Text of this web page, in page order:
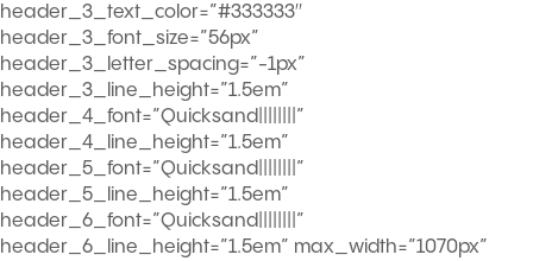
header_3_text_color=”#333333″
header_3_font_size=”56px”
header_3_letter_spacing=”-1px”
header_3_line_height=”1.5em”
header_4_font=”Quicksand||||||||”
header_4_line_height=”1.5em”
header_5_font=”Quicksand||||||||”
header_5_line_height=”1.5em”
header_6_font=”Quicksand||||||||”
header_6_line_height=”1.5em” max_width=”1070px”